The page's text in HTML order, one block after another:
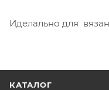
Иделально для
КАТАЛОГ